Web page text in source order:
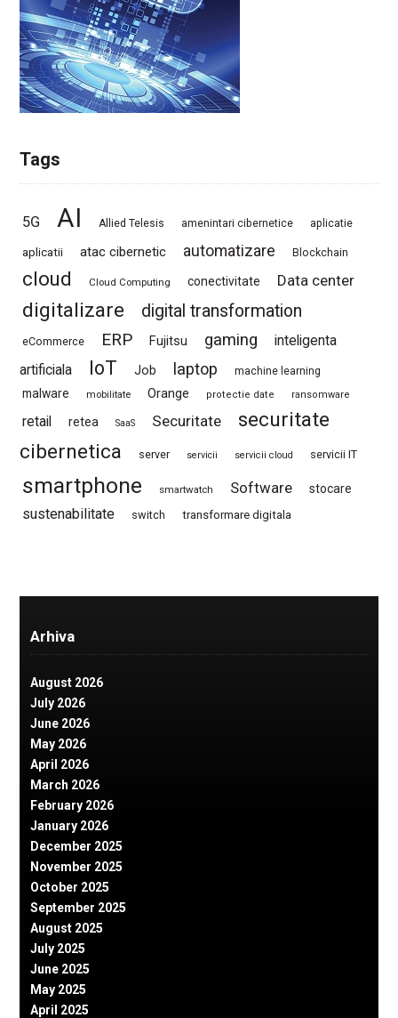
Tags
5G AI Allied Telesis amenintari cibernetice aplicatie
aplicatii atac cibernetic automatizare Blockchain
cloud Cloud Computing conectivitate Data center
digitalizare digital transformation
eCommerce ERP Fujitsu gaming
inteligenta
artificiala
IoT Job laptop machine learning
malware mobilitate Orange protectie date ransomware
retail retea SaaS Securitate
securitate
cibernetica
server servicii servicii cloud servicii IT
smartphone smartwatch Software stocare
sustenabilitate switch transformare digitala
Arhiva
August 2026
July 2026
June 2026
May 2026
April 2026
March 2026
February 2026
January 2026
December 2025
November 2025
October 2025
September 2025
August 2025
July 2025
June 2025
May 2025
April 2025